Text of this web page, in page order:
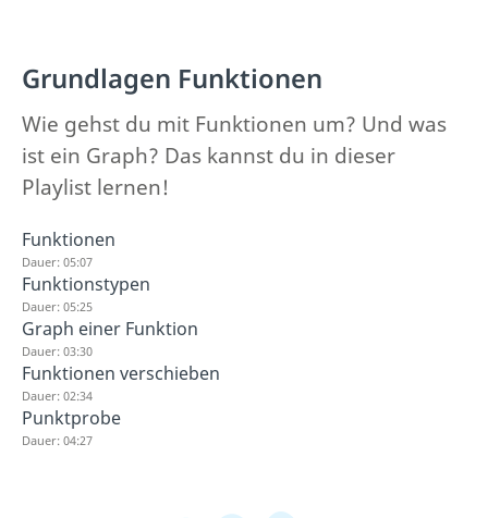
Grundlagen Funktionen
Wie gehst du mit Funktionen um? Und was
ist ein Graph? Das kannst du in dieser
Playlist lernen!
Funktionen
Dauer: 05:07
Funktionstypen
Dauer: 05:25
Graph einer Funktion
Dauer: 03:30
Funktionen verschieben
Dauer: 02:34
Punktprobe
Dauer: 04:27